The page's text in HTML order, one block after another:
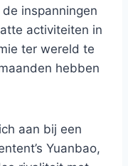
inspanningen
activiteiten in
ter wereld te
hebben
aan bij een
Yuanbao,